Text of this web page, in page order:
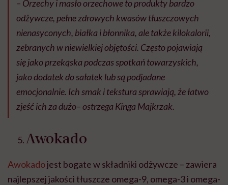
– Orzechy i masło orzechowe to produkty bardzo
odżywcze, pełne zdrowych kwasów tłuszczowych
nienasyconych, białka i błonnika, ale także kilokalorii,
zebranych w niewielkiej objętości. Często pojawiają
się jako przekąska podczas spotkań towarzyskich,
jako dodatek do sałatek lub są podjadane
emocjonalnie. Ich smak i tekstura sprawiają, że łatwo
zjeść ich za dużo– ostrzega Kinga Majkrzak.
Awokado
Awokadojest bogate w składniki odżywcze – zawiera
najlepszej jakości tłuszcze omega-9, omega-3 i omega-